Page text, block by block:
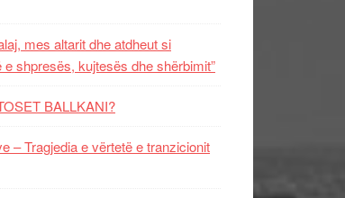
mes altarit dhe atdheut si
e shpresës, kujtesës dhe shërbimit”
BALLKANI?
– Tragjedia e vërtetë e tranzicionit